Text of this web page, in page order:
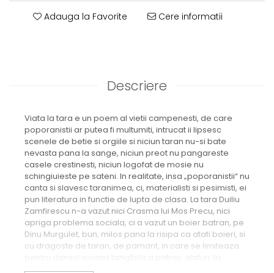
Adauga la Favorite Cere informatii
Descriere
Viata la tara e un poem al vietii campenesti, de care
poporanistii ar putea fi multumiti, intrucat ii lipsesc
scenele de betie si orgiile si niciun taran nu-si bate
nevasta pana la sange, niciun preot nu pangareste
casele crestinesti, niciun logofat de mosie nu
schingiuieste pe sateni. In realitate, insa „poporanistii“ nu
canta si slavesc taranimea, ci, materialisti si pesimisti, ei
pun literatura in functie de lupta de clasa. La tara Duiliu
Zamfirescu n-a vazut nici Crasma lui Mos Precu, nici
apriga problema sociala, ci a vazut un boier batran, pe
Dinu Murgulet, bun, milos pana la risipa ca atati boieri, si
cu dragoste de taran, de pamant, in care se limiteaza
Comanesti, a mai vazut o curte boiereasca de tinere